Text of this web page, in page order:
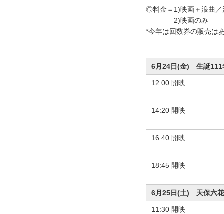
◎料金＝1)映画＋浪曲
2)映画のみ 一
*今年は回数券の販売
6月24日(金) 生誕111
12:00 開映
14:20 開映
16:40 開映
18:45 開映
6月25日(土) 天保六
11:30 開映